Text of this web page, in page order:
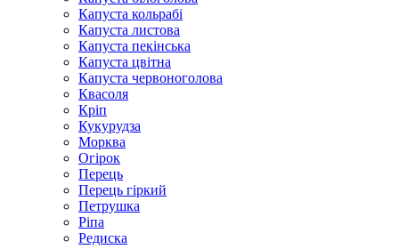
Капуста кольрабі
Капуста листова
Капуста пекінська
Капуста цвітна
Капуста червоноголова
Квасоля
Кріп
Кукурудза
Морква
Огірок
Перець
Перець гіркий
Петрушка
Ріпа
Редиска